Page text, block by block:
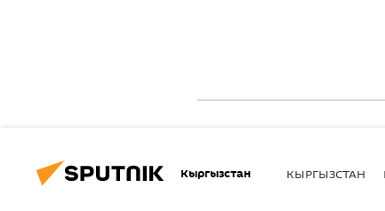
Кыргызстан КЫРГЫЗСТАН